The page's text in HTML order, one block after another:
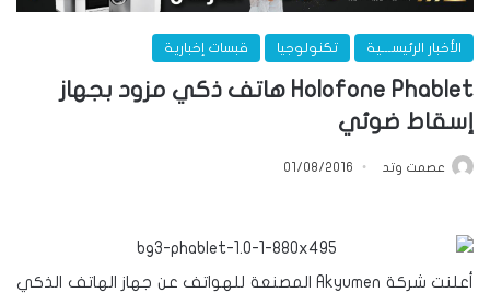
الأخبار الرئيســـية تكنولوجيا قبسات إخبارية
Holofone Phablet هاتف ذكي مزود بجهاز
إسقاط ضوئي
عصمت وتد 01/08/2016
أعلنت شركة Akyumen المصنعة للهواتف عن جهاز الهاتف الذكي